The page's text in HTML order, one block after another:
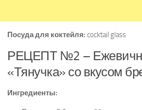
Посуда для коктейля: cocktail glass
РЕЦЕПТ №2 –
«Тянучка» со вкусом
Ингредиенты: